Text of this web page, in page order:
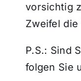
vorsichtig
Zweifel
P.S.: Sind
folgen Sie